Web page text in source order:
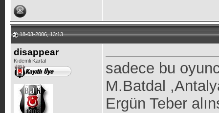
18-03-2006, 13:13
disappear
Kıdemli Kartal
sadece bu
M.Batdal
Ergün Teber